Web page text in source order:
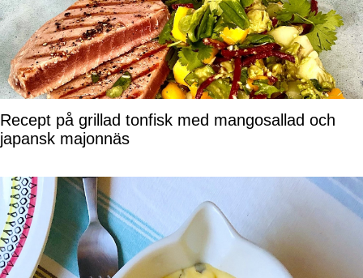
Recept på grillad tonfisk med mangosallad och
japansk majonnäs